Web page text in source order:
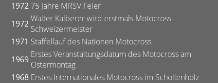
1972 75 Jahre MRSV Feier
1972Walter Kalberer wird erstmals Motocross-
Schweizermeister
1971 Staffellauf des Nationen Motocross
1969 Erstes Veranstaltungsdatum des Motocross am
Ostermontag
1968 Erstes Internationales Motocross im Schollenholz